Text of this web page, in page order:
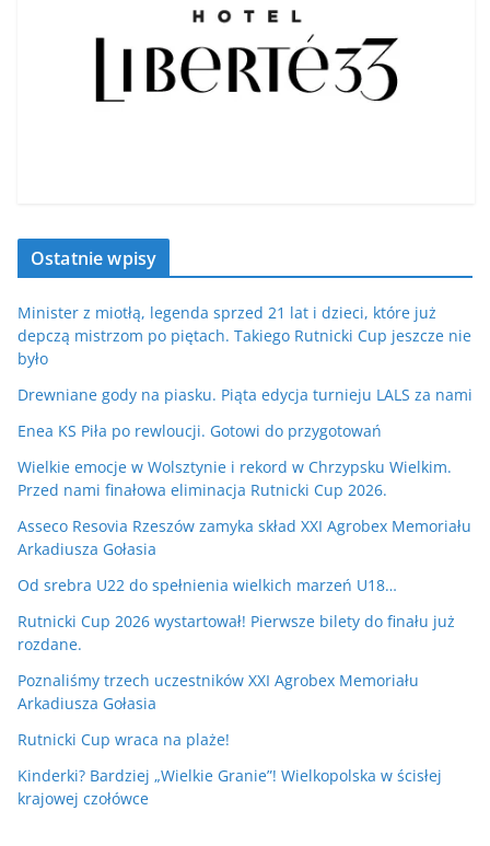
Ostatnie wpisy
Minister z miotłą, legenda sprzed 21 lat i dzieci, które już
depczą mistrzom po piętach. Takiego Rutnicki Cup jeszcze nie
było
Drewniane gody na piasku. Piąta edycja turnieju LALS za nami
Enea KS Piła po rewloucji. Gotowi do przygotowań
Wielkie emocje w Wolsztynie i rekord w Chrzypsku Wielkim.
Przed nami finałowa eliminacja Rutnicki Cup 2026.
Asseco Resovia Rzeszów zamyka skład XXI Agrobex Memoriału
Arkadiusza Gołasia
Od srebra U22 do spełnienia wielkich marzeń U18…
Rutnicki Cup 2026 wystartował! Pierwsze bilety do finału już
rozdane.
Poznaliśmy trzech uczestników XXI Agrobex Memoriału
Arkadiusza Gołasia
Rutnicki Cup wraca na plaże!
Kinderki? Bardziej „Wielkie Granie”! Wielkopolska w ścisłej
krajowej czołówce